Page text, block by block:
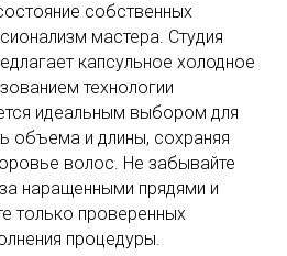
собственных
мастера. Студия
капсульное холодное
технологии
идеальным выбором для
объема и длины, сохраняя
волос. Не забывайте
наращенными прядями и
только проверенных
процедуры.